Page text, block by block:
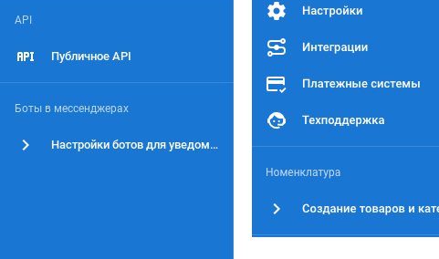
API
Публичное API
Боты в мессенджерах
Настройки ботов для уведомлений